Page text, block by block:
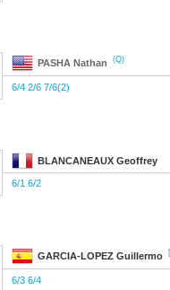
PASHA Nathan (Q)
6/4 2/6 7/6(2)
BLANCANEAUX Geoffrey
6/1 6/2
GARCIA-LOPEZ Guillermo
6/3 6/4